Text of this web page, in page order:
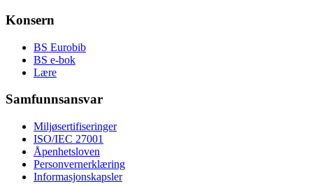
Konsern
BS Eurobib
BS e-bok
Lære
Samfunnsansvar
Miljøsertifiseringer
ISO/IEC 27001
Åpenhetsloven
Personvernerklæring
Informasjonskapsler